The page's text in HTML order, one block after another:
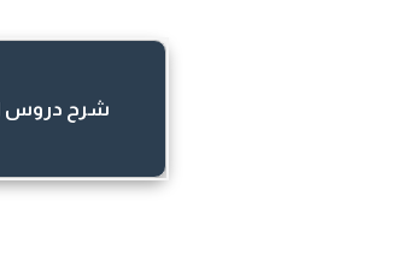
شرح دروس